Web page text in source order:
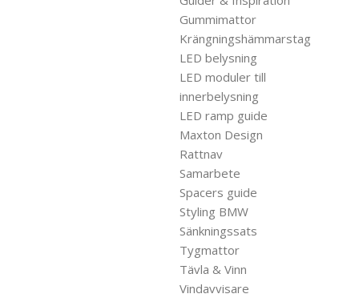
Gummimattor
Krängningshämmarstag
LED belysning
LED moduler till
innerbelysning
LED ramp guide
Maxton Design
Rattnav
Samarbete
Spacers guide
Styling BMW
Sänkningssats
Tygmattor
Tävla & Vinn
Vindavvisare